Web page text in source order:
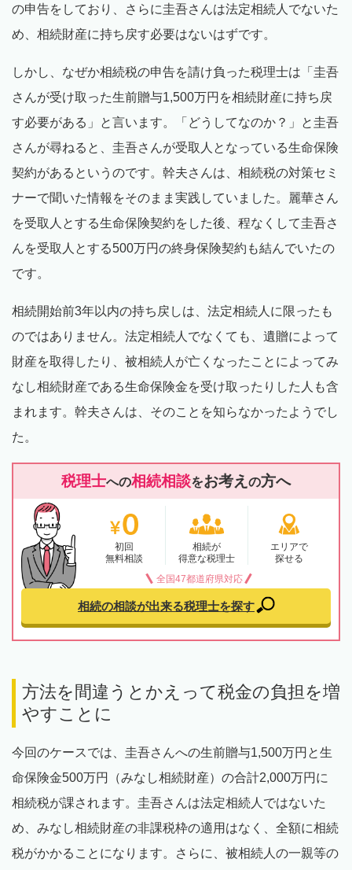
の申告をしており、さらに圭吾さんは法定相続人でないた
め、相続財産に持ち戻す必要はないはずです。
しかし、なぜか相続税の申告を請け負った税理士は「圭吾
さんが受け取った生前贈与1,500万円を相続財産に持ち戻
す必要がある」と言います。「どうしてなのか？」と圭吾
さんが尋ねると、圭吾さんが受取人となっている生命保険
契約があるというのです。幹夫さんは、相続税の対策セミ
ナーで聞いた情報をそのまま実践していました。麗華さん
を受取人とする生命保険契約をした後、程なくして圭吾さ
んを受取人とする500万円の終身保険契約も結んでいたの
です。
相続開始前3年以内の持ち戻しは、法定相続人に限ったも
のではありません。法定相続人でなくても、遺贈によって
財産を取得したり、被相続人が亡くなったことによってみ
なし相続財産である生命保険金を受け取ったりした人も含
まれます。幹夫さんは、そのことを知らなかったようでし
た。
税理士への相続相談をお考え の方へ
初回
無料相談
相続が
得意な税理士
エリアで
探せる
全国47都道府県対応
相続の相談が出来る税理士を探す
方法を間違うとかえって税金の負担を増
やすことに
今回のケースでは、圭吾さんへの生前贈与1,500万円と生
命保険金500万円（みなし相続財産）の合計2,000万円に
相続税が課されます。圭吾さんは法定相続人ではないた
め、みなし相続財産の非課税枠の適用はなく、全額に相続
税がかかることになります。さらに、被相続人の一親等の